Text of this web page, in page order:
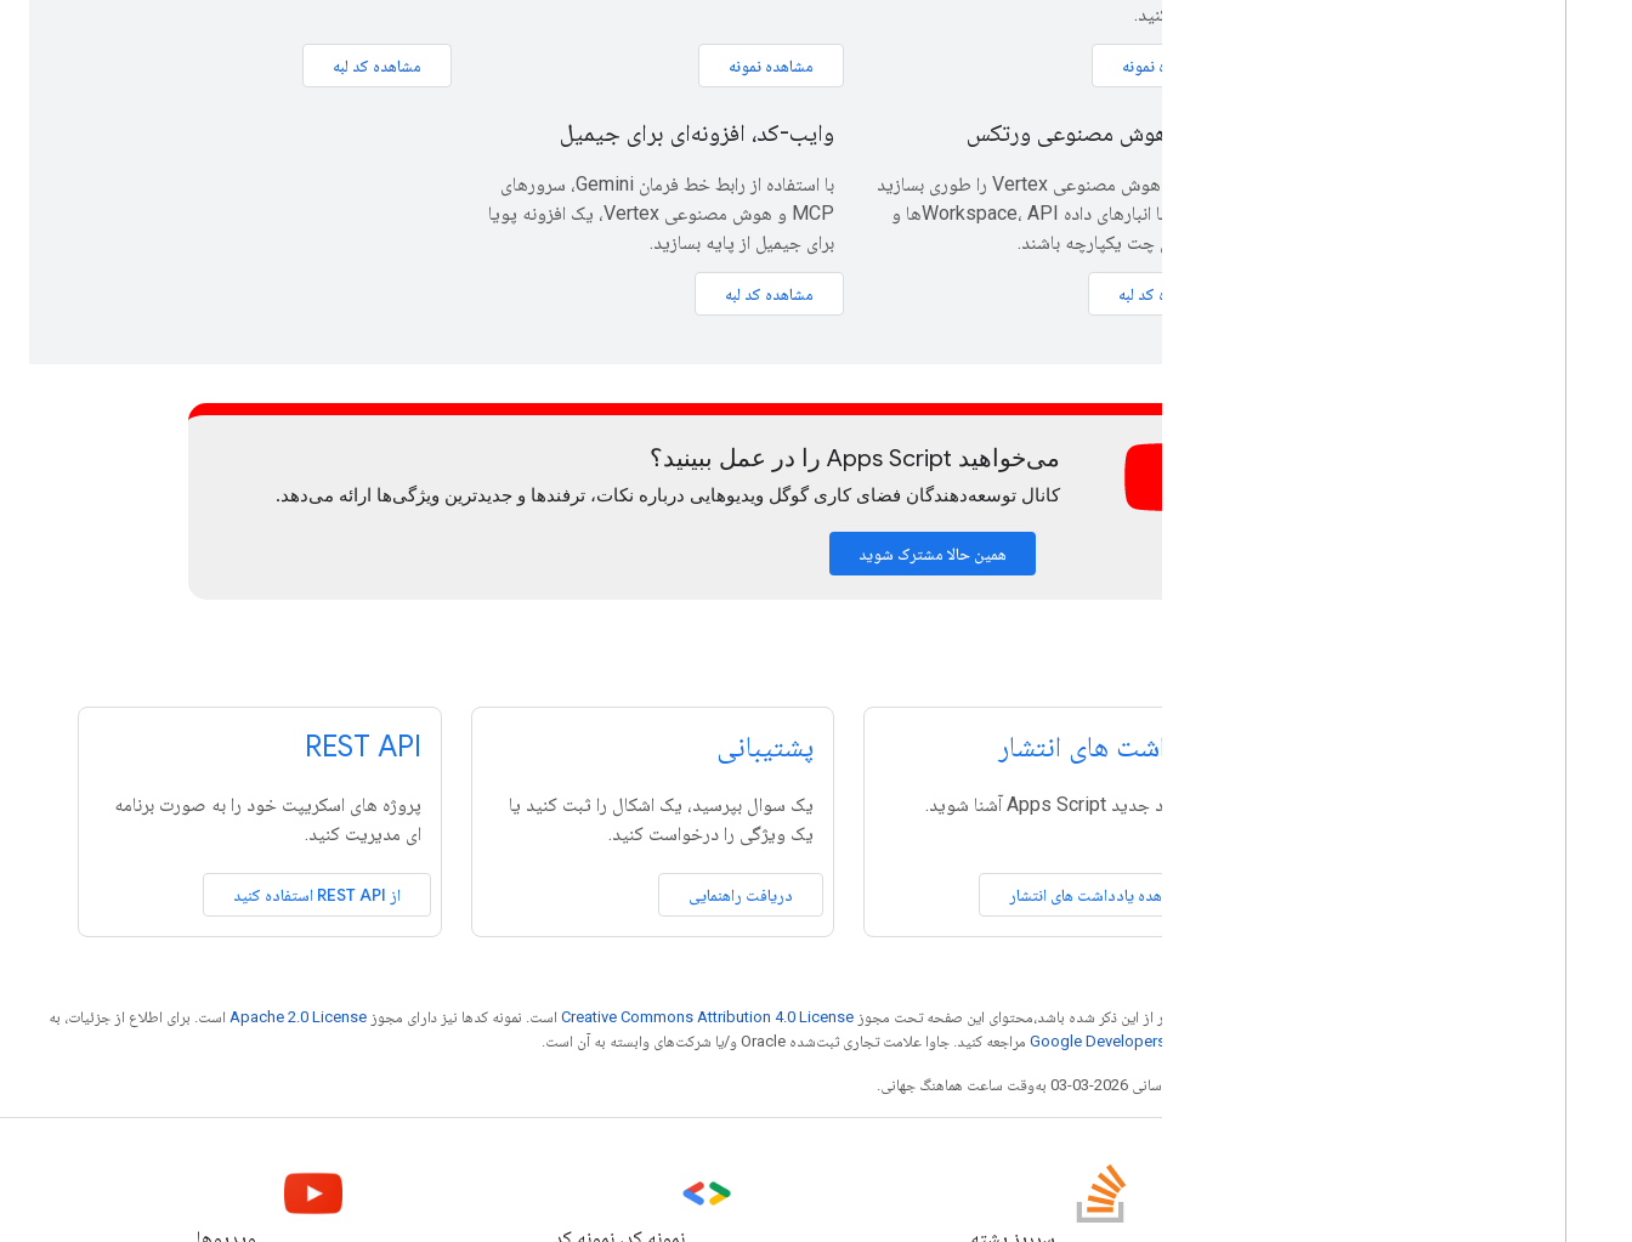
استفاده کنید.
مشاهده نمونه مشاهده نمونه مشاهده کد لبه
عوامل هوش مصنوعی ورتکس
عامل‌های هوش مصنوعی Vertex را طوری بسازید
که کاملاً با انبارهای داده Workspace، APIها و
برنامه‌های چت یکپارچه باشند.
مشاهده کد لبه
وایب-کد، افزونه‌ای برای جیمیل
با استفاده از رابط خط فرمان Gemini، سرورهای
MCP و هوش مصنوعی Vertex، یک افزونه پویا
برای جیمیل از پایه بسازید.
مشاهده کد لبه
می‌خواهید Apps Script را در عمل ببینید؟
کانال توسعه‌دهندگان فضای کاری گوگل ویدیوهایی درباره نکات، ترفندها و جدیدترین ویژگی‌ها ارائه می‌دهد.
همین حالا مشترک شوید
یادداشت های انتشار
با موارد جدید Apps Script آشنا شوید.
مشاهده یادداشت های انتشار
پشتیبانی
یک سوال بپرسید، یک اشکال را ثبت کنید یا
یک ویژگی را درخواست کنید.
دریافت راهنمایی
REST API
پروژه های اسکریپت خود را به صورت برنامه
ای مدیریت کنید.
از REST API استفاده کنید
جز در مواردی که غیر از این ذکر شده باشد،‌محتوای این صفحه تحت مجوز Creative Commons Attribution 4.0 License است. نمونه کدها نیز دارای مجوز Apache 2.0 License است. برای اطلاع از جزئیات، به
مراجعه کنید. جاوا علامت تجاری ثبت‌شده Oracle و/یا شرکت‌های وابسته به آن است.
تاریخ آخرین به‌روزرسانی 2026-03-03 به‌وقت ساعت هماهنگ جهانی.